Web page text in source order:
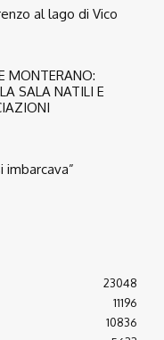
al lago di Vico
MONTERANO:
SALA NATILI E
imbarcava”
23048
11196
10836